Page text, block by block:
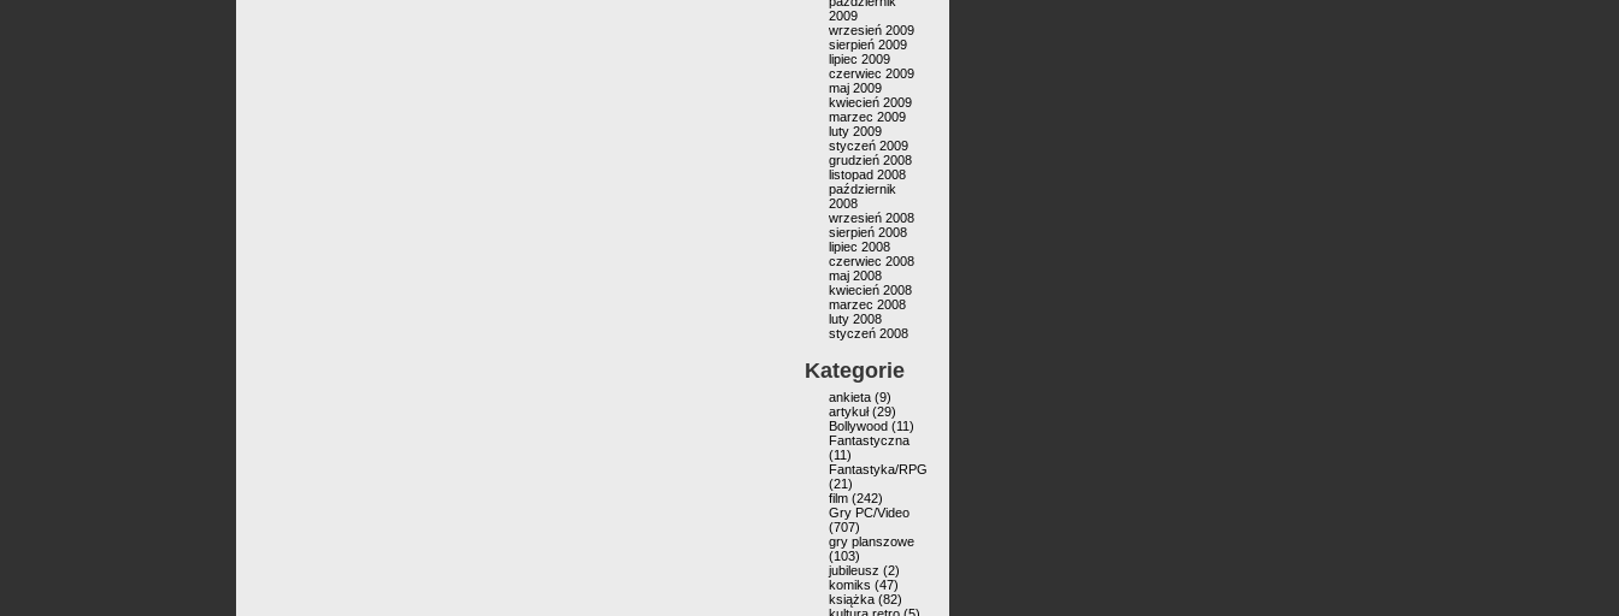
2009
wrzesień 2009
sierpień 2009
lipiec 2009
czerwiec 2009
maj 2009
kwiecień 2009
marzec 2009
luty 2009
styczeń 2009
grudzień 2008
listopad 2008
październik
2008
wrzesień 2008
sierpień 2008
lipiec 2008
czerwiec 2008
maj 2008
kwiecień 2008
marzec 2008
luty 2008
styczeń 2008
Kategorie
ankieta (9)
artykuł(29)
Bollywood (11)
Fantastyczna
(11)
Fantastyka/RPG
(21)
film (242)
Gry PC/Video
(707)
gry planszowe
(103)
jubileusz (2)
komiks (47)
książka (82)